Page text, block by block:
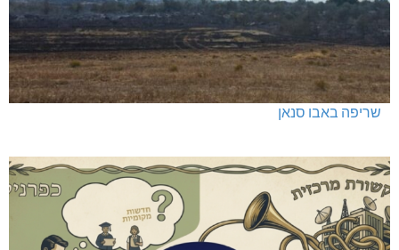
שריפה באבו סנאן